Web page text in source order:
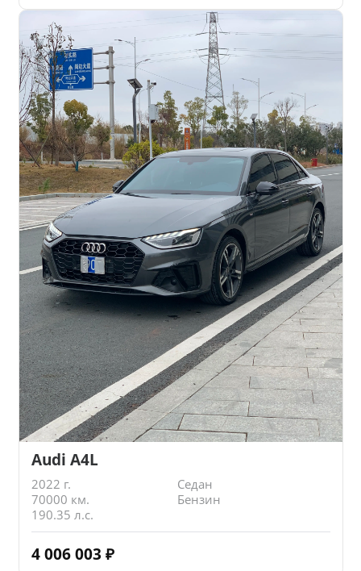
Audi A4L
2022 г.
Седан
70000 км.
Бензин
190.35 л.с.
4 006 003 ₽